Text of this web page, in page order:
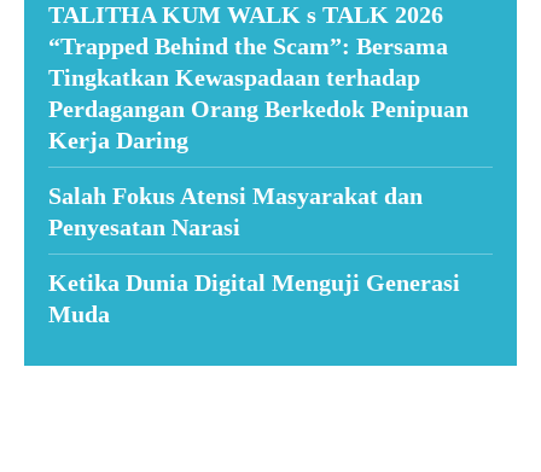
TALITHA KUM WALK s TALK 2026
“Trapped Behind the Scam”: Bersama
Tingkatkan Kewaspadaan terhadap
Perdagangan Orang Berkedok Penipuan
Kerja Daring
Salah Fokus Atensi Masyarakat dan
Penyesatan Narasi
Ketika Dunia Digital Menguji Generasi
Muda